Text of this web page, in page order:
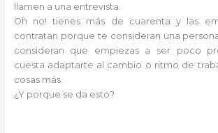
llamen a una entrevista.
Oh no! tienes más de cuarenta y las
contratan porque te consideran una
consideran que empiezas a ser poco
cuesta adaptarte al cambio o ritmo de
cosas más.
¿Y porque se da esto?